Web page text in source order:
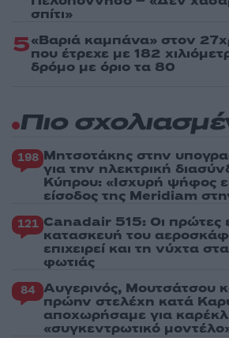
σπίτι»
5«Βαριά καμπάνα» στον
που έτρεχε με 182
δρόμο με όριο τα 80
Πιο
198 Μητσοτάκης στην
για την ηλεκτρική
Κύπρου: «Ισχυρή ψήφος
είσοδος της Meridiam
121 Canadair 515: Οι πρώτες
κατασκευή του
επιχειρεί και τη νύχτα
φωτιάς
84 Αυγερινός, Μουτσάτσου
πρώην στελέχη κατά
αποχωρήσαμε για
«συγκεντρωτικό